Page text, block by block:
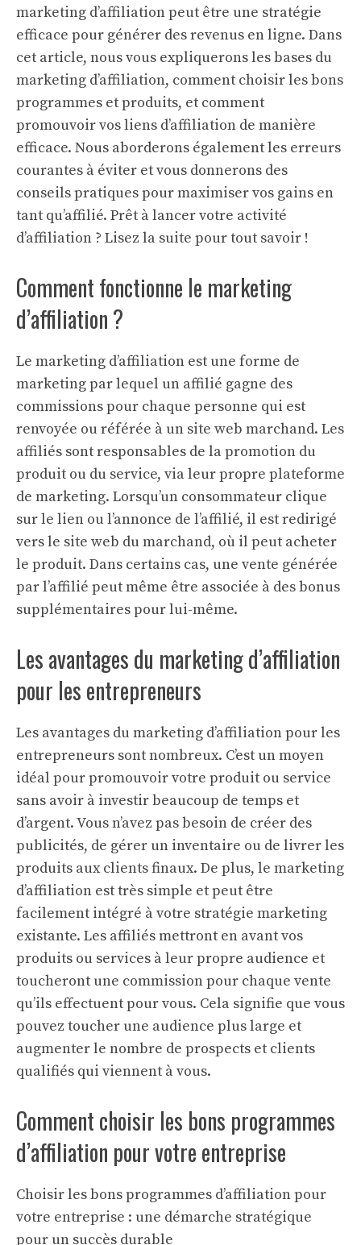
marketing d’affiliation peut être une stratégie
efficace pour générer des revenus en ligne. Dans
cet article, nous vous expliquerons les bases du
marketing d’affiliation, comment choisir les bons
programmes et produits, et comment
promouvoir vos liens d’affiliation de manière
efficace. Nous aborderons également les erreurs
courantes à éviter et vous donnerons des
conseils pratiques pour maximiser vos gains en
tant qu’affilié. Prêt à lancer votre activité
d’affiliation ? Lisez la suite pour tout savoir !
Comment fonctionne le marketing
d’affiliation ?
Le marketing d’affiliation est une forme de
marketing par lequel un affilié gagne des
commissions pour chaque personne qui est
renvoyée ou référée à un site web marchand. Les
affiliés sont responsables de la promotion du
produit ou du service, via leur propre plateforme
de marketing. Lorsqu’un consommateur clique
sur le lien ou l’annonce de l’affilié, il est redirigé
vers le site web du marchand, où il peut acheter
le produit. Dans certains cas, une vente générée
par l’affilié peut même être associée à des bonus
supplémentaires pour lui-même.
Les avantages du marketing d’affiliation
pour les entrepreneurs
Les avantages du marketing d’affiliation pour les
entrepreneurs sont nombreux. C’est un moyen
idéal pour promouvoir votre produit ou service
sans avoir à investir beaucoup de temps et
d’argent. Vous n’avez pas besoin de créer des
publicités, de gérer un inventaire ou de livrer les
produits aux clients finaux. De plus, le marketing
d’affiliation est très simple et peut être
facilement intégré à votre stratégie marketing
existante. Les affiliés mettront en avant vos
produits ou services à leur propre audience et
toucheront une commission pour chaque vente
qu’ils effectuent pour vous. Cela signifie que vous
pouvez toucher une audience plus large et
augmenter le nombre de prospects et clients
qualifiés qui viennent à vous.
Comment choisir les bons programmes
d’affiliation pour votre entreprise
Choisir les bons programmes d’affiliation pour
votre entreprise : une démarche stratégique
pour un succès durable